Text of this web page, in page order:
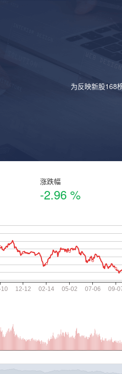
为反映新股168
涨跌幅
-2.96 %